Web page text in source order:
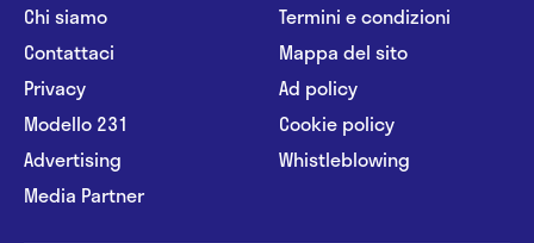
Chi siamo
Contattaci
Privacy
Modello 231
Advertising
Media Partner
Termini e condizioni
Mappa del sito
Ad policy
Cookie policy
Whistleblowing